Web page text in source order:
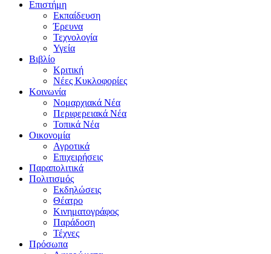
Επιστήμη
Εκπαίδευση
Έρευνα
Τεχνολογία
Υγεία
Βιβλίο
Κριτική
Νέες Κυκλοφορίες
Κοινωνία
Νομαρχιακά Νέα
Περιφερειακά Νέα
Τοπικά Νέα
Οικονομία
Αγροτικά
Επιχειρήσεις
Παραπολιτικά
Πολιτισμός
Εκδηλώσεις
Θέατρο
Κινηματογράφος
Παράδοση
Τέχνες
Πρόσωπα